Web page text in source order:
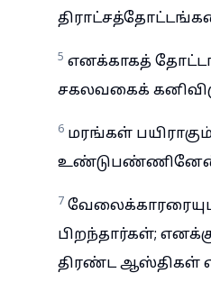
5 எனக்காகத்
சகலவகைக்
6 மரங்கள்
7
பிறந்தார்கள்;
திரண்ட ஆஸ்திகள்